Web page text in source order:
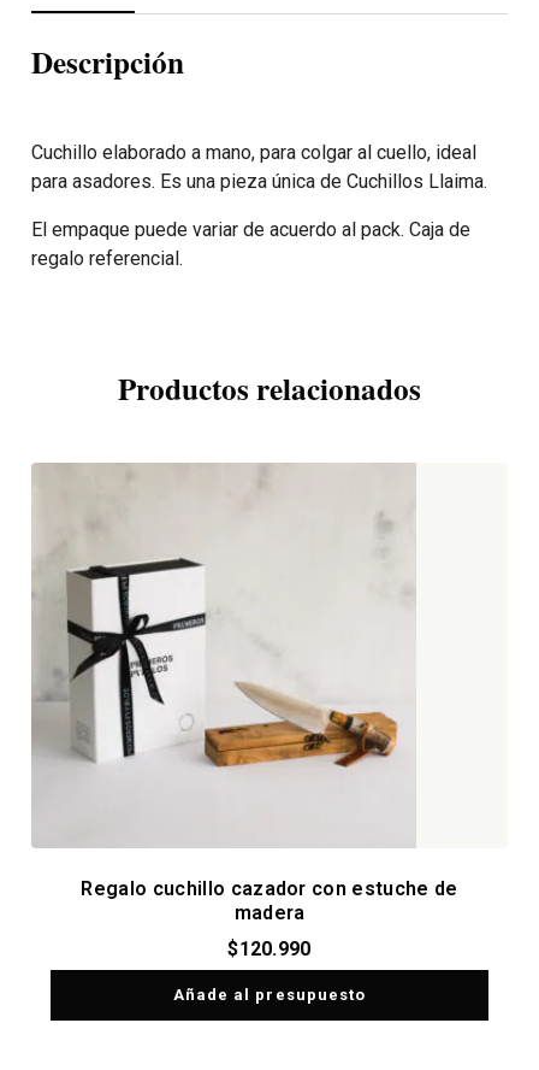
Descripción
Cuchillo elaborado a mano, para colgar al cuello, ideal
para asadores. Es una pieza única de Cuchillos Llaima.
El empaque puede variar de acuerdo al pack. Caja de
regalo referencial.
Productos relacionados
Regalo cuchillo cazador con estuche de
madera
$120.990
Añade al presupuesto